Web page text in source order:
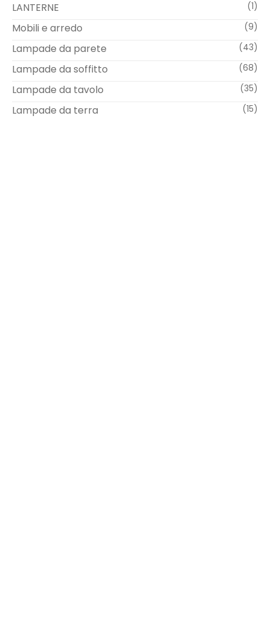
LANTERNE (1)
Mobili e arredo (9)
Lampade da parete (43)
Lampade da soffitto (68)
Lampade da tavolo (35)
Lampade da terra (15)